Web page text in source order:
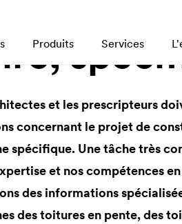
Produits Services
et les prescripteurs
concernant le projet de
spécifique. Une tâche très
et nos compétences
des informations
des toitures en pente, des